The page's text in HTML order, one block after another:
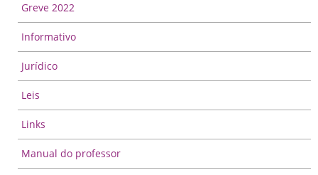
Greve 2022
Informativo
Jurídico
Leis
Links
Manual do professor